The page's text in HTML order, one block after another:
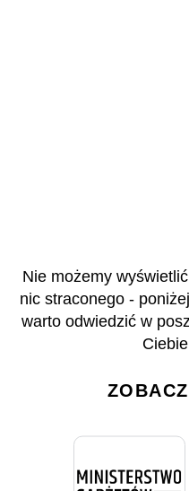
Nie możemy
nic straconego -
warto odwiedzić w